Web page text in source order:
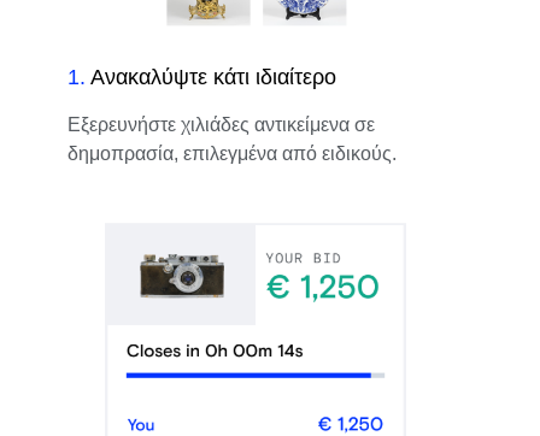
1. Ανακαλύψτε κάτι ιδιαίτερο
Εξερευνήστε χιλιάδες αντικείμενα σε
δημοπρασία, επιλεγμένα από ειδικούς.